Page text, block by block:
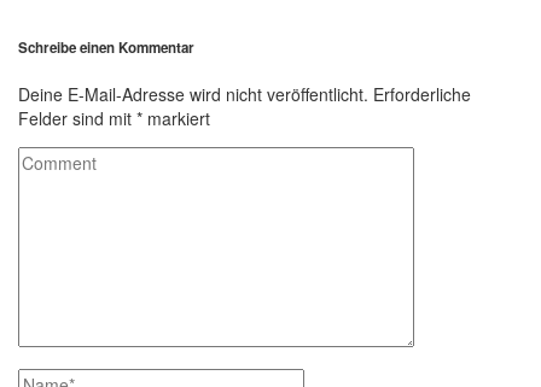
Schreibe einen Kommentar
Deine E-Mail-Adresse wird nicht veröffentlicht. Erforderliche
Felder sind mit * markiert